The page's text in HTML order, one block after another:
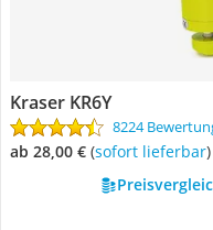
Kraser KR6Y
8224
ab 28,00 € ( Sofort lieferbar)